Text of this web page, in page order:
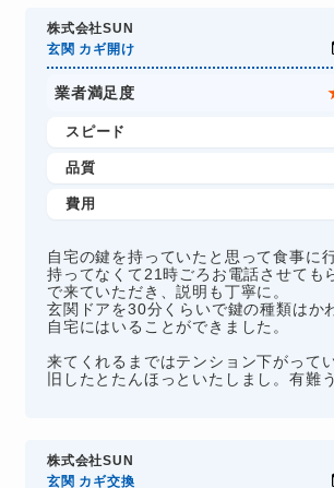
株式会社SUN
玄関 カギ開け
業者満足度
スピード
品質
費用
自宅の鍵を持っていたと思って食事に
持ってなくて21時ごろお電話させても
で来ていただき、説明も丁寧に。
玄関ドアを30分くらいで鍵の種類はか
自宅にはいることができました。
来てくれるまではテンション下がって
旧したとたんほっといたしまし。有難
株式会社SUN
玄関 カギ交換